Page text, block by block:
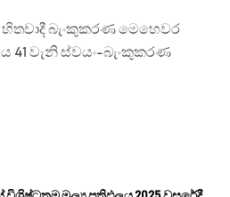
හිතවාදී බැංකුකරණ මෙහෙවර
41 වැනි ස්වයං-බැංකුකරණ